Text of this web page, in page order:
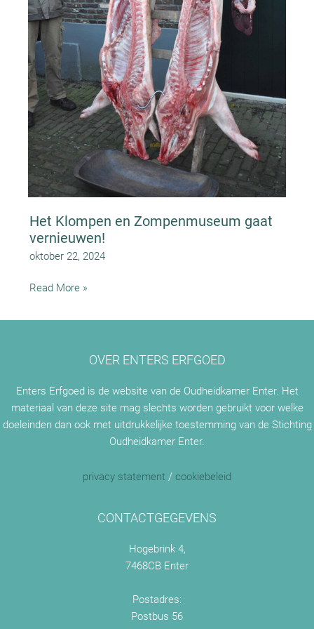
Het Klompen en Zompenmuseum gaat
vernieuwen!
oktober 22, 2024
Het
en
Read More »
OVER ENTERS ERFGOED
Enters Erfgoed is de website van de Oudheidkamer Enter. Het
materiaal van deze site mag slechts worden gebruikt voor welke
doeleinden dan ook met uitdrukkelijke toestemming van de Stichting
Oudheidkamer Enter.
privacy statement / cookiebeleid
CONTACTGEGEVENS
Hogebrink 4,
7468CB Enter
Postadres:
Postbus 56